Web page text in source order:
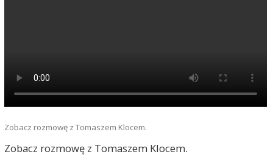
Zobacz rozmowę z Tomaszem Klocem.
Zobacz rozmowę z Tomaszem Klocem.